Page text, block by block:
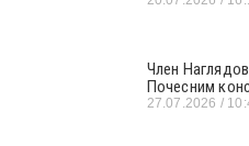
Член
Почесним
27.07.2026